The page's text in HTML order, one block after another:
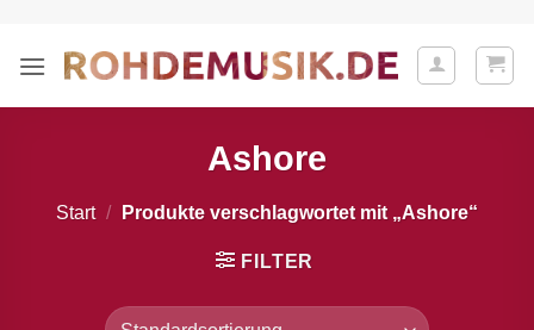
springen
Ashore
Start / Produkte verschlagwortet mit „Ashore“
FILTER